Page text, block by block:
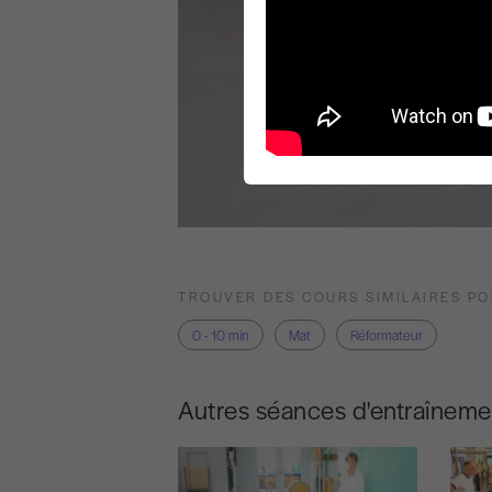
TROUVER DES COURS SIMILAIRES
0 - 10 min
Mat Réformateur
Autres séances